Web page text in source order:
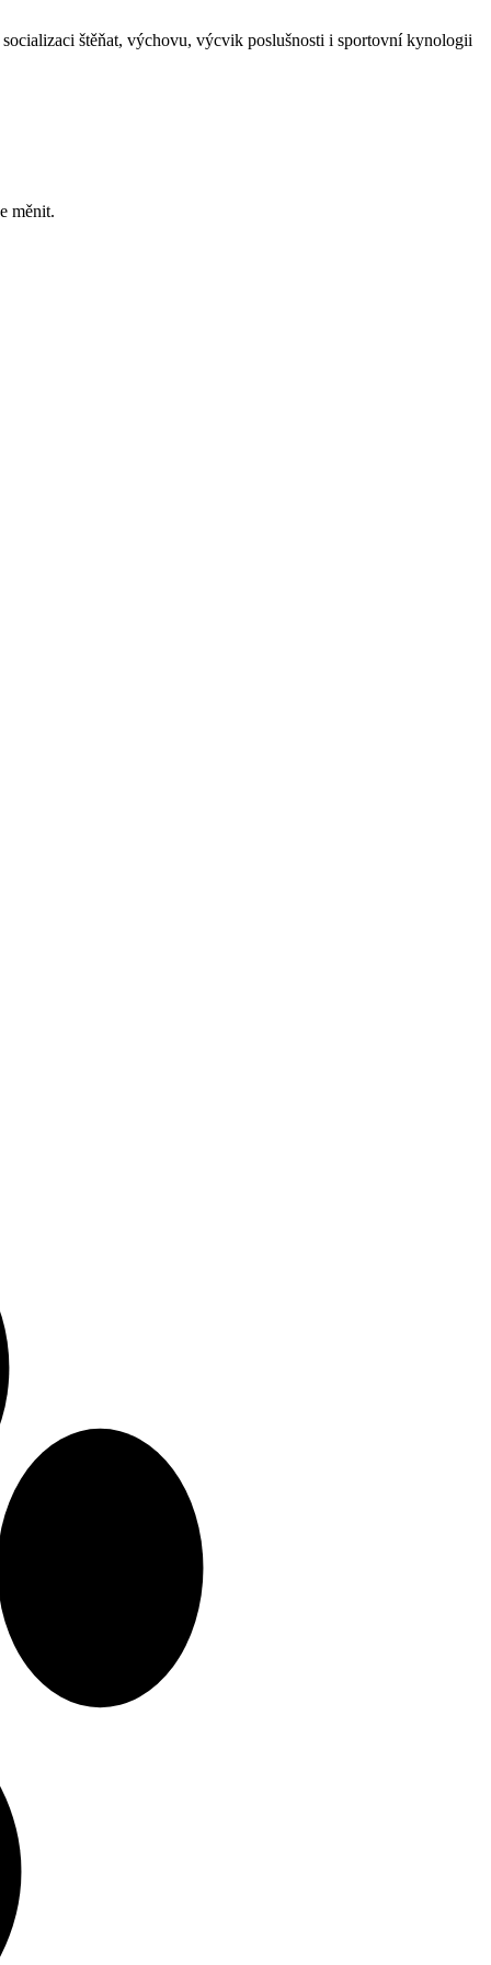
štěňat, výchovu, výcvik poslušnosti i sportovní kynologii
měnit.